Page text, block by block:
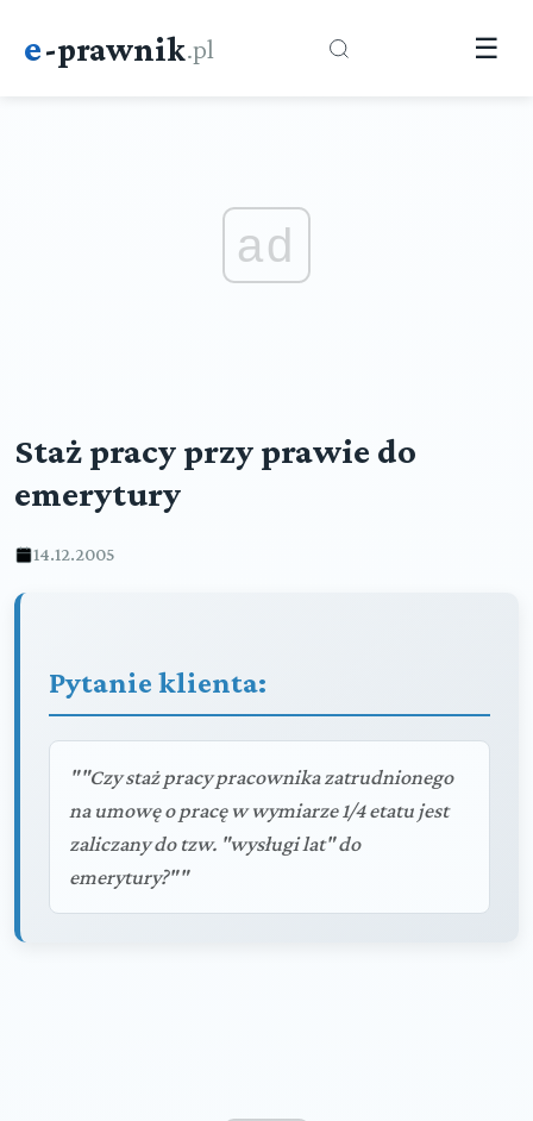
e-prawnik.pl ☰
ad
Staż pracy przy prawie do
emerytury
14.12.2005
Pytanie klienta:
""Czy staż pracy pracownika zatrudnionego
na umowę o pracę w wymiarze 1/4 etatu jest
zaliczany do tzw. "wysługi lat" do
emerytury?""